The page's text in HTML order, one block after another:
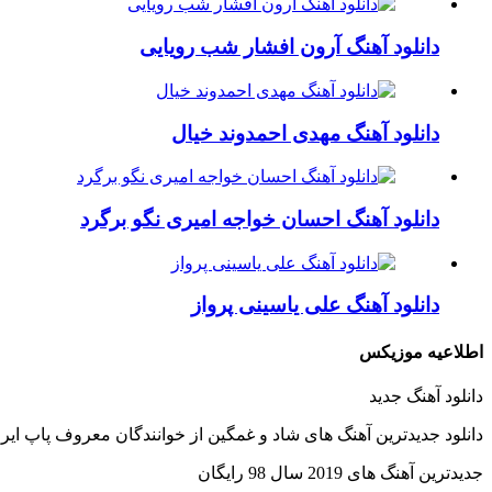
دانلود آهنگ آرون افشار شب رویایی
دانلود آهنگ مهدی احمدوند خیال
دانلود آهنگ احسان خواجه امیری نگو برگرد
دانلود آهنگ علی یاسینی پرواز
اطلاعیه موزیکس
دانلود آهنگ جدید
دانلود جدیدترین آهنگ های شاد و غمگین از خوانندگان معروف پاپ
جدیدترین آهنگ های 2019 سال 98 رایگان